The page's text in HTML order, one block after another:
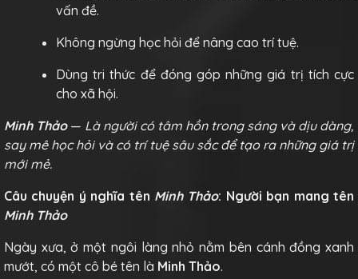
vấn đề.
Không ngừng học hỏi để nâng cao trí tuệ.
Dùng tri thức để đóng góp những giá trị tích cực
cho xã hội.
Minh Thảo — Là người có tâm hồn trong sáng và dịu dàng,
say mê học hỏi và có trí tuệ sâu sắc để tạo ra những giá trị
mới mẻ.
Câu chuyện ý nghĩa tên Minh Thảo: Người bạn mang tên
Minh Thảo
Ngày xưa, ở một ngôi làng nhỏ nằm bên cánh đồng xanh
mướt, có một cô bé tên là Minh Thảo.